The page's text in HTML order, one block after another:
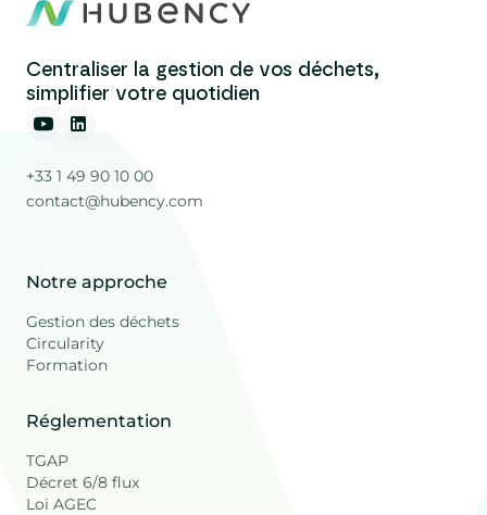
Centraliser la gestion de vos déchets,
simplifier votre quotidien
+33 1 49 90 10 00
contact@hubency.com
Notre approche
Gestion des déchets
Circularity
Formation
Réglementation
TGAP
Décret 6/8 flux
Loi AGEC